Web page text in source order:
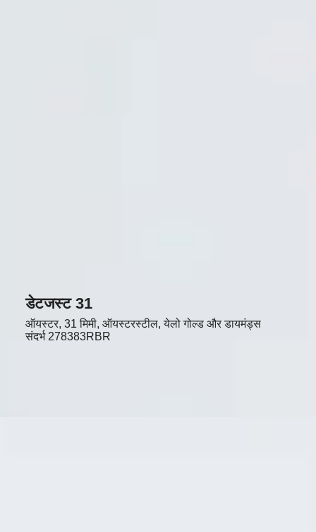
डेटजस्ट 31
ऑयस्टर, 31 मिमी, ऑयस्टरस्टील, येलो गोल्ड और डायमंड्स
संदर्भ 278383RBR